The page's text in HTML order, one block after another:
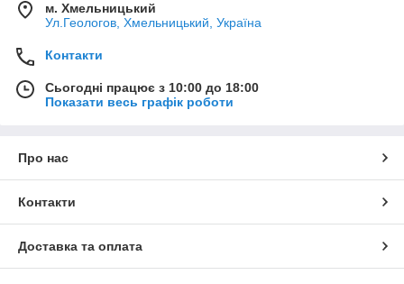
м. Хмельницький
Ул.Геологов, Хмельницький, Україна
Контакти
Сьогодні працює з 10:00 до 18:00
Показати весь графік роботи
Про нас
Контакти
Доставка та оплата